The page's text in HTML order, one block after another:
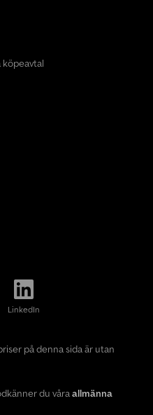
köpeavtal
LinkedIn
på denna sida är utan
du våraallmänna